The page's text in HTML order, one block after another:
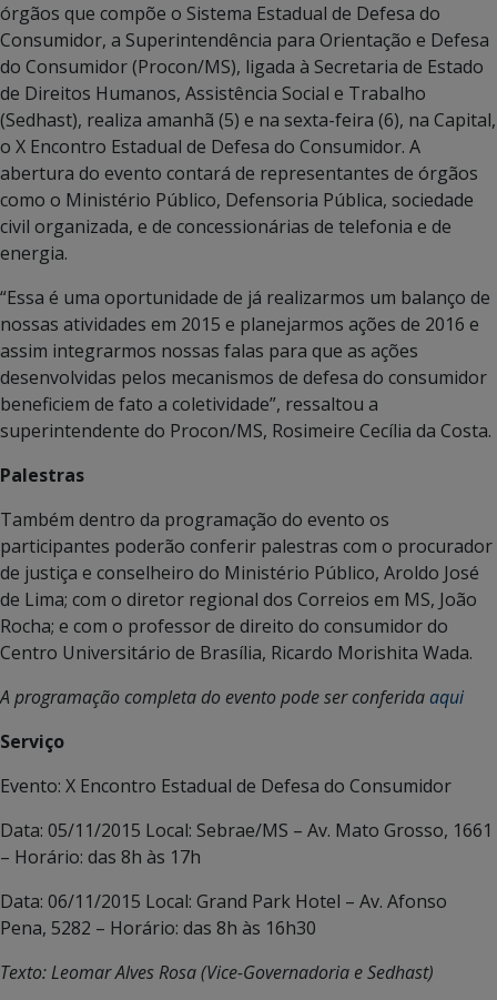
órgãos que compõe o Sistema Estadual de Defesa do
Consumidor, a Superintendência para Orientação e Defesa
do Consumidor (Procon/MS), ligada à Secretaria de Estado
de Direitos Humanos, Assistência Social e Trabalho
(Sedhast), realiza amanhã (5) e na sexta-feira (6), na Capital,
o X Encontro Estadual de Defesa do Consumidor. A
abertura do evento contará de representantes de órgãos
como o Ministério Público, Defensoria Pública, sociedade
civil organizada, e de concessionárias de telefonia e de
energia.
“Essa é uma oportunidade de já realizarmos um balanço de
nossas atividades em 2015 e planejarmos ações de 2016 e
assim integrarmos nossas falas para que as ações
desenvolvidas pelos mecanismos de defesa do consumidor
beneficiem de fato a coletividade”, ressaltou a
superintendente do Procon/MS, Rosimeire Cecília da Costa.
Palestras
Também dentro da programação do evento os
participantes poderão conferir palestras com o procurador
de justiça e conselheiro do Ministério Público, Aroldo José
de Lima; com o diretor regional dos Correios em MS, João
Rocha; e com o professor de direito do consumidor do
Centro Universitário de Brasília, Ricardo Morishita Wada.
A programação completa do evento pode ser conferida aqui
Serviço
Evento: X Encontro Estadual de Defesa do Consumidor
Data: 05/11/2015 Local: Sebrae/MS – Av. Mato Grosso, 1661
– Horário: das 8h às 17h
Data: 06/11/2015 Local: Grand Park Hotel – Av. Afonso
Pena, 5282 – Horário: das 8h às 16h30
Texto: Leomar Alves Rosa (Vice-Governadoria e Sedhast)